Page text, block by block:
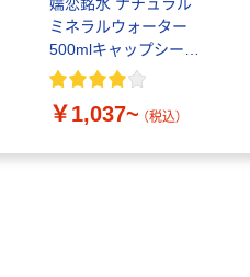
ミネラルウォーター
500mlキャップシール
付き／2Lラベルレス
￥1,037~ （税込）